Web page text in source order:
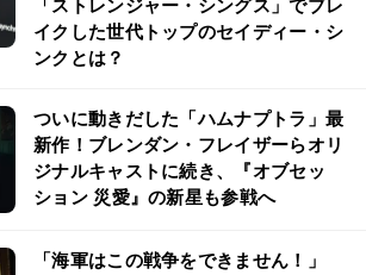
「ストレンジャー・シングス」でブレ
イクした世代トップのセイディー・シ
ンクとは？
ついに動きだした「ハムナプトラ」最
新作！ブレンダン・フレイザーらオリ
ジナルキャストに続き、『オブセッ
ション 災愛』の新星も参戦へ
「海軍はこの戦争をできません！」